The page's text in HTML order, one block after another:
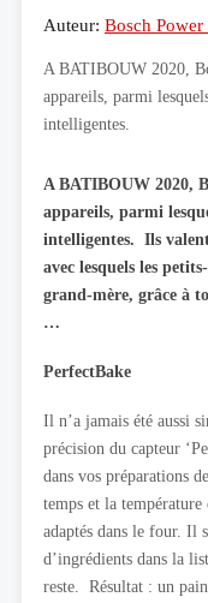
Auteur: Bosch Power
A BATIBOUW 2020,
appareils, parmi
intelligentes.
A BATIBOUW 2020,
appareils, parmi
intelligentes. Ils
avec lesquels les
grand-mère, grâce à
…
PerfectBake
Il n’a jamais été aussi
précision du capteur
dans vos préparations
temps et la
adaptés dans le four. Il
d’ingrédients dans la
reste. Résultat : un